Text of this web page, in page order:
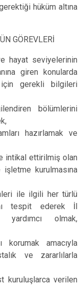
hüküm altına
GÖREVLERİ
hayat seviyelerinin
giren konularda
için gerekli bilgileri
bölümlerini
hazırlamak ve
intikal ettirilmiş olan
kurulmasına
ile ilgili her türlü
tespit ederek İl
yardımcı olmak,
amacıyla
ve zararlılarla
kuruluşlarca verilen